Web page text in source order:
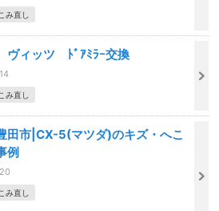
み直し
ィッツ ﾄﾞｱﾐﾗｰ交換
み直し
田市|CX-5(マツダ)のキズ・へこ
例
み直し